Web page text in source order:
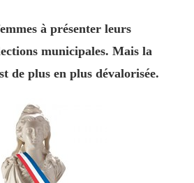
à présenter leurs
municipales. Mais la
de plus en plus dévalorisée.